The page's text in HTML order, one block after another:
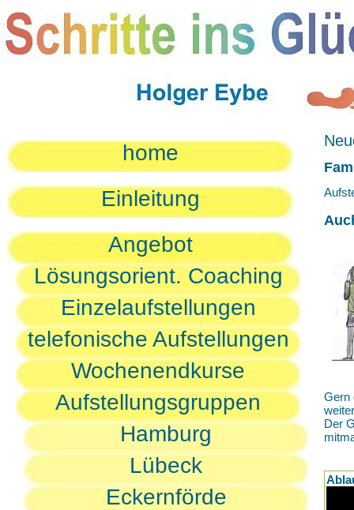
home
Einleitung
Angebot
Lösungsorient. Coaching
Einzelaufstellungen
telefonische Aufstellungen
Wochenendkurse
Aufstellungsgruppen
Hamburg
Lübeck
Eckernförde
Gern
Der